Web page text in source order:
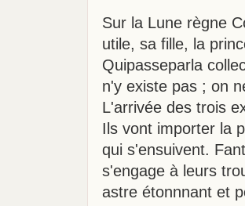
Sur la Lune règne
utile, sa fille, la
Quipasseparla
n'y existe pas ; on
L'arrivée des trois
Ils vont importer la
qui s'ensuivent.
s'engage à leurs
astre étonnnant et